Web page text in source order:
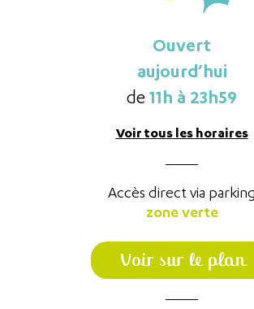
Ouvert
aujourd’hui
de 11h à 23h59
Voir tousles horaires
Accès direct via parking
zone verte
Voir sur le plan